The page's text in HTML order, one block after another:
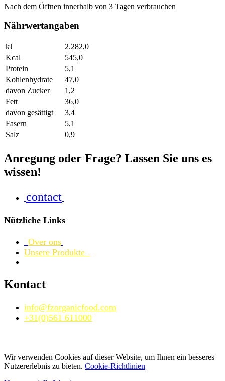
Nach dem Öffnen innerhalb von 3 Tagen verbrauchen
Nährwertangaben
kJ
2.282,0
Kcal
545,0
Protein
5,1
Kohlenhydrate
47,0
davon Zucker
1,2
Fett
36,0
davon gesättigt
3,4
Fasern
5,1
Salz
0,9
Anregung oder Frage? Lassen Sie uns es
wissen!
contact
Nützliche Links
Over ons
Unsere Produkte
Kontact
info@fzorganicfood.com
+31(0)561 611000
Wir verwenden Cookies auf dieser Website, um Ihnen ein besseres
Nutzererlebnis zu bieten. Cookie-Richtlinien